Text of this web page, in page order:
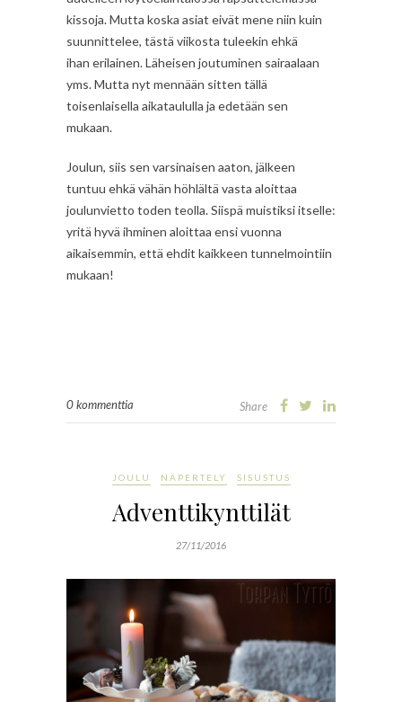
kissoja. Mutta koska asiat eivät mene niin kuin
suunnittelee, tästä viikosta tuleekin ehkä
ihan erilainen. Läheisen joutuminen sairaalaan
yms. Mutta nyt mennään sitten tällä
toisenlaisella aikataululla ja edetään sen
mukaan.
Joulun, siis sen varsinaisen aaton, jälkeen
tuntuu ehkä vähän höhlältä vasta aloittaa
joulunvietto toden teolla. Siispä muistiksi itselle:
yritä hyvä ihminen aloittaa ensi vuonna
aikaisemmin, että ehdit kaikkeen tunnelmointiin
mukaan!
0 kommenttia Share
JOULU NÄPERTELY SISUSTUS
Adventtikynttilät
27/11/2016